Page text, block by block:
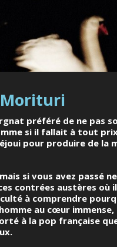
Morituri
préféré de ne pas
si il fallait à tout
pour produire de la
si vous avez passé
contrées austères où
à comprendre
au cœur immense,
à la pop française